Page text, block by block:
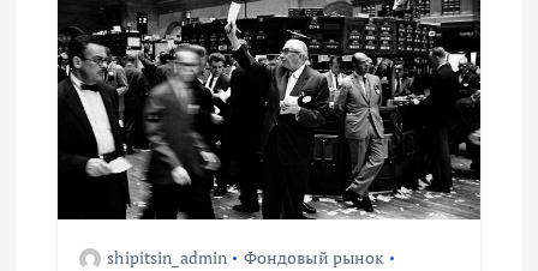
shipitsin_admin
Фондовый рынок